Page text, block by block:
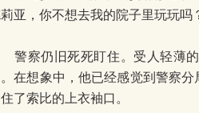
亚，你不想去我的院子里玩玩吗
仍旧死死盯住。受人轻薄的
在想象中，他已经感觉到警察
了索比的上衣袖口。